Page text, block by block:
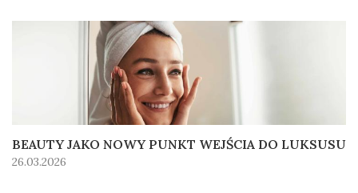
BEAUTY JAKO NOWY PUNKT WEJŚCIA DO LUKSUSU
26.03.2026